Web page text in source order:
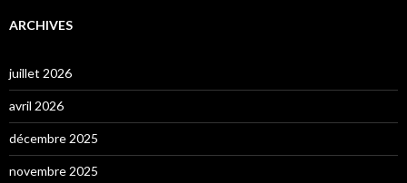
ARCHIVES
juillet 2026
avril 2026
décembre 2025
novembre 2025